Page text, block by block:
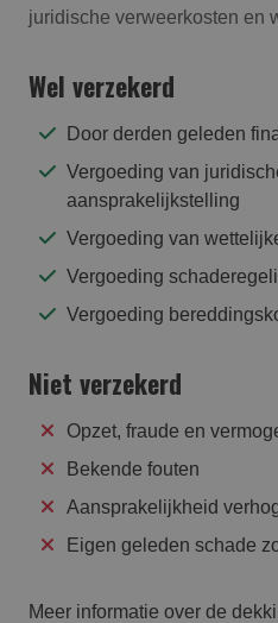
juridische verweerkosten en
Wel verzekerd
Door derden geleden
Vergoeding van
aansprakelijkstelling
Vergoeding van
Vergoeding
Vergoeding
Niet verzekerd
Opzet, fraude en
Bekende fouten
Aansprakelijkheid
Eigen geleden schade
Meer informatie over de